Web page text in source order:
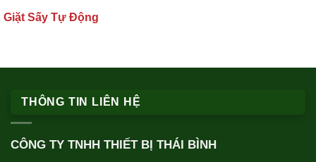
Giặt Sấy Tự Động
THÔNG TIN LIÊN HỆ
CÔNG TY TNHH THIẾT BỊ THÁI BÌNH